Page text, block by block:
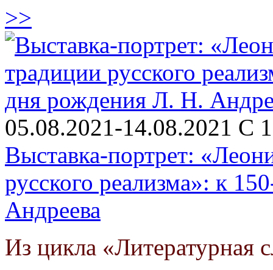
>>
05.08.2021-14.08.2021 С
Выставка-портрет:
русского реализма»: к
Андреева
Из цикла «Литературная